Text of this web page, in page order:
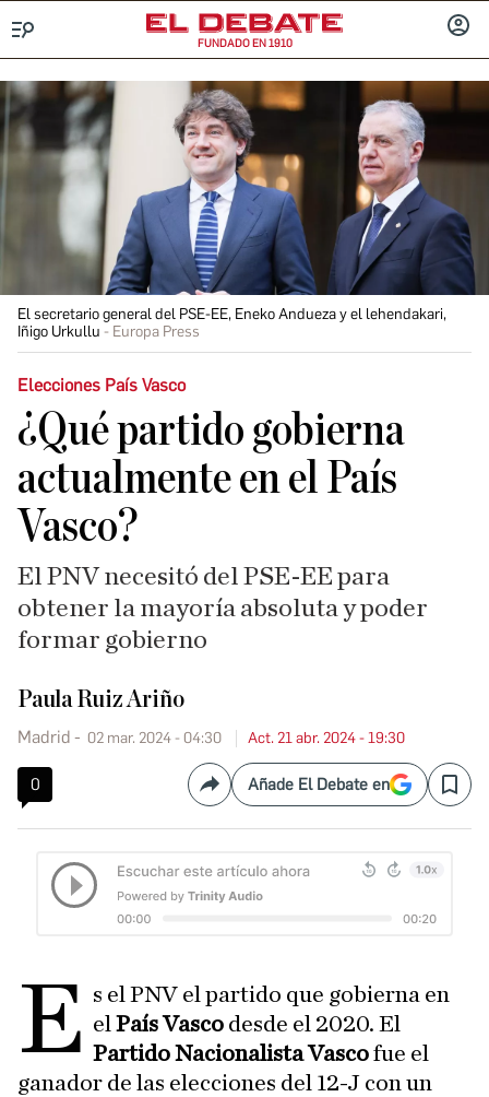
FUNDADO EN 1910
El secretario general del PSE-EE, Eneko Andueza y el lehendakari,
Iñigo Urkullu
Europa Press
Elecciones País Vasco
¿Qué partido gobierna
actualmente en el País
Vasco?
El PNV necesitó del PSE-EE para
obtener la mayoría absoluta y poder
formar gobierno
Paula Ruiz Ariño
Madrid 02 mar. 2024 - 04:30 Act. 21 abr. 2024 - 19:30
0 CompartirAñade El Debate en Save
E s el PNV el partido que gobierna en
elPaís Vasco desde el 2020. El
Partido Nacionalista Vascofue el
ganador de las elecciones del 12-J con un